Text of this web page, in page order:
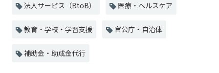
法人サービス（BtoB） 医療・ヘルスケア
教育・学校・学習支援 官公庁・自治体
補助金・助成金代行